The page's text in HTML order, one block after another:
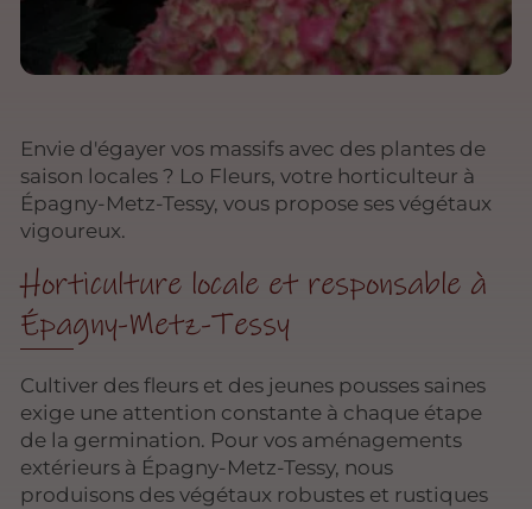
Envie d'égayer vos massifs avec des plantes de
saison locales ? Lo Fleurs, votre horticulteur à
Épagny-Metz-Tessy, vous propose ses végétaux
vigoureux.
Horticulture locale et responsable à
Épagny-Metz-Tessy
Cultiver des fleurs et des jeunes pousses saines
exige une attention constante à chaque étape
de la germination. Pour vos aménagements
extérieurs à Épagny-Metz-Tessy, nous
produisons des végétaux robustes et rustiques